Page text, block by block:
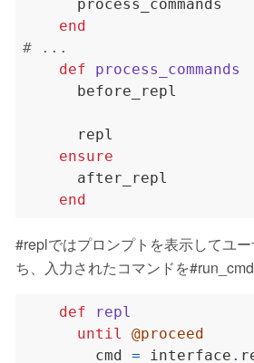
end
# ...
def
process_commands
ensure
end
#replではプロンプトを表示してユ
ち、入力されたコマンドを#run_cmd
def
repl
until
@proceed
        cmd
= interface .